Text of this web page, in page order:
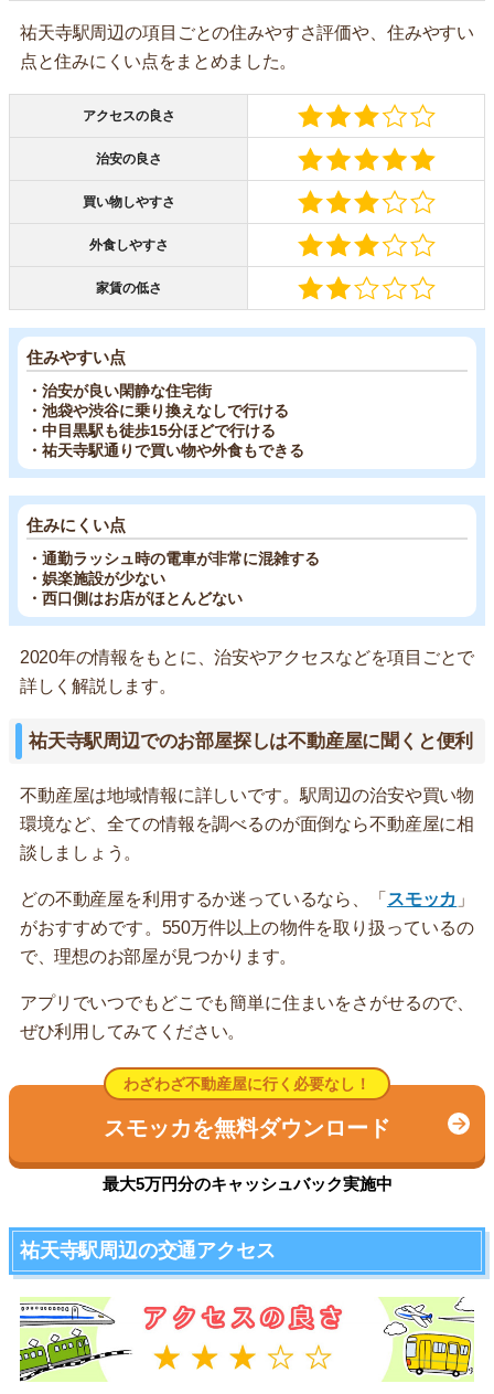
祐天寺駅周辺の項目ごとの住みやすさ評価や、住みやすい
点と住みにくい点をまとめました。
アクセスの良さ
治安の良さ
買い物しやすさ
外食しやすさ
家賃の低さ
住みやすい点
・治安が良い閑静な住宅街
・池袋や渋谷に乗り換えなしで行ける
・中目黒駅も徒歩15分ほどで行ける
・祐天寺駅通りで買い物や外食もできる
住みにくい点
・通勤ラッシュ時の電車が非常に混雑する
・娯楽施設が少ない
・西口側はお店がほとんどない
2020年の情報をもとに、治安やアクセスなどを項目ごとで
詳しく解説します。
祐天寺駅周辺でのお部屋探しは不動産屋に聞くと便利
不動産屋は地域情報に詳しいです。駅周辺の治安や買い物
環境など、全ての情報を調べるのが面倒なら不動産屋に相
談しましょう。
どの不動産屋を利用するか迷っているなら、「 スモッカ 」
がおすすめです。550万件以上の物件を取り扱っているの
で、理想のお部屋が見つかります。
アプリでいつでもどこでも簡単に住まいをさがせるので、
ぜひ利用してみてください。
わざわざ不動産屋に行く必要なし！
スモッカを無料ダウンロード
最大5万円分のキャッシュバック実施中
祐天寺駅周辺の交通アクセス